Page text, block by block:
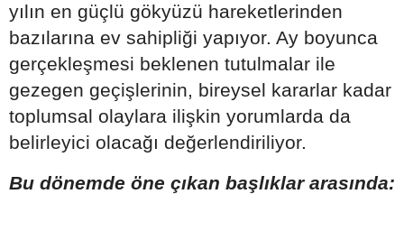
yılın en güçlü gökyüzü hareketlerinden
bazılarına ev sahipliği yapıyor. Ay boyunca
gerçekleşmesi beklenen tutulmalar ile
gezegen geçişlerinin, bireysel kararlar kadar
toplumsal olaylara ilişkin yorumlarda da
belirleyici olacağı değerlendiriliyor.
Bu dönemde öne çıkan başlıklar arasında: